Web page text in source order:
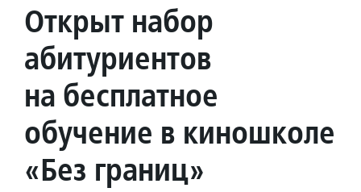
Открыт набор
абитуриентов
на бесплатное
обучение в киношколе
«Без границ»